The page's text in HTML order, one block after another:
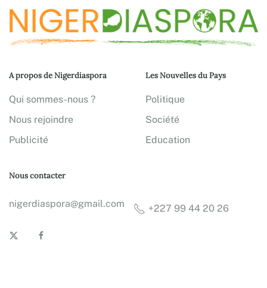
A propos de Nigerdiaspora
Qui sommes-nous ?
Nous rejoindre
Publicité
Les Nouvelles du Pays
Politique
Société
Education
Nous contacter
nigerdiaspora@gmail.com +227 99 44 20 26